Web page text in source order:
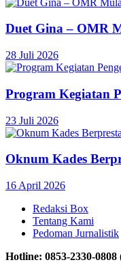
Duet Gina – OMR
28 Juli 2026
Program Kegiatan
23 Juli 2026
Oknum Kades
16 April 2026
Redaksi Box
Tentang Kami
Pedoman Jurnalistik
Hotline: 0853-2330-